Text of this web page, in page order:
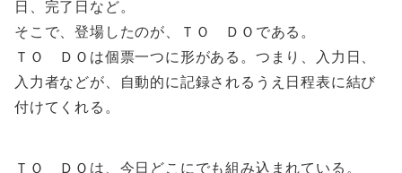
日、完了日など。
そこで、登場したのが、ＴＯ ＤＯである。
ＴＯ ＤＯは個票一つに形がある。つまり、入力日、
入力者などが、自動的に記録されるうえ日程表に結び
付けてくれる。
ＴＯ ＤＯは、今日どこにでも組み込まれている。